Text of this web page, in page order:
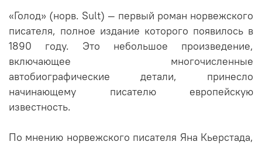
«Голод» (норв. Sult) — первый роман норвежского
писателя, полное издание которого появилось в
1890 году. Это небольшое произведение,
включающее многочисленные
автобиографические детали, принесло
начинающему писателю европейскую
известность.
По мнению норвежского писателя Яна Кьерстада,